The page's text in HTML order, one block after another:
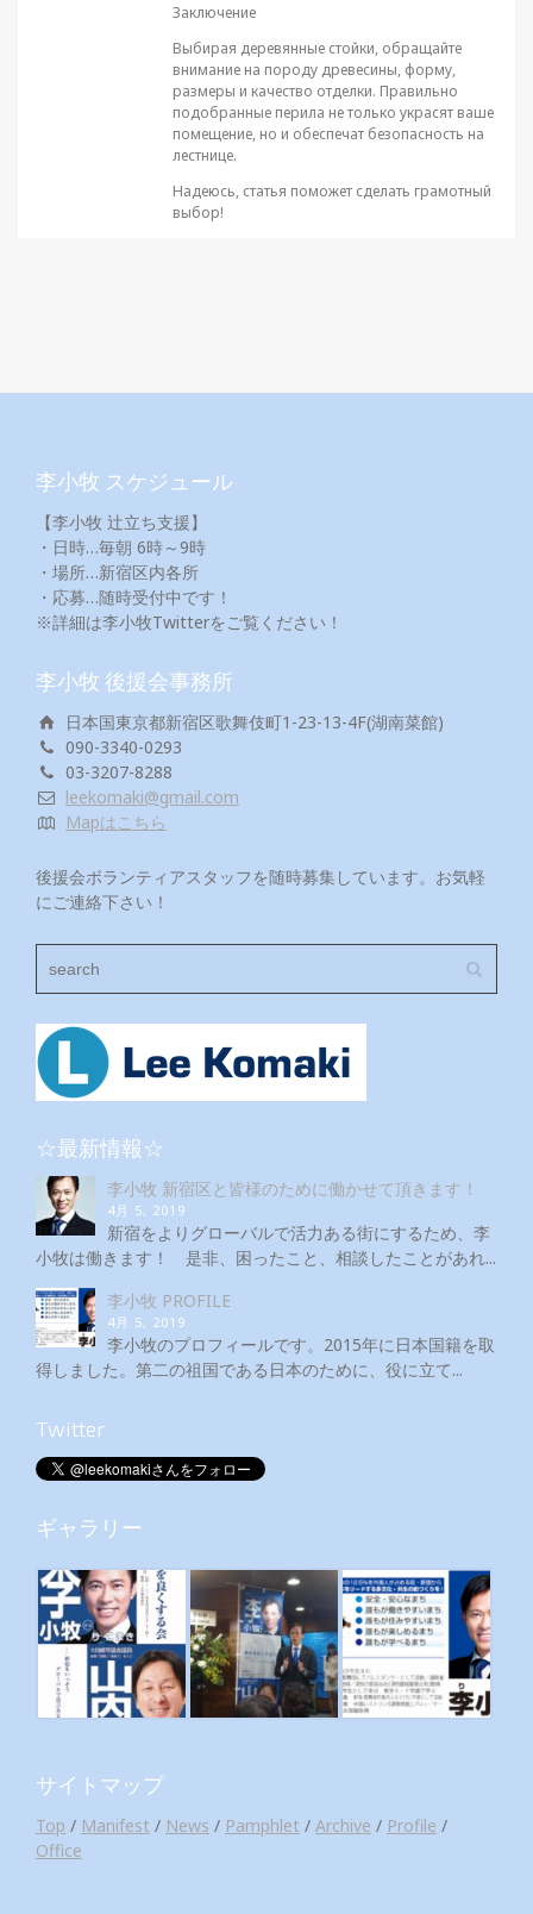
Заключение
Выбирая деревянные стойки, обращайте
внимание на породу древесины, форму,
размеры и качество отделки. Правильно
подобранные перила не только украсят ваше
помещение, но и обеспечат безопасность на
лестнице.
Надеюсь, статья поможет сделать грамотный
выбор!
李小牧 スケジュール
【李小牧 辻立ち支援】
・日時…毎朝 6時～9時
・場所…新宿区内各所
・応募…随時受付中です！
※詳細は李小牧Twitterをご覧ください！
李小牧 後援会事務所
日本国東京都新宿区歌舞伎町1-23-13-4F(湖南菜館)
090-3340-0293
03-3207-8288
leekomaki@gmail.com
Mapはこちら
後援会ボランティアスタッフを随時募集しています。お気軽
にご連絡下さい！
☆最新情報☆
李小牧 新宿区と皆様のために働かせて頂きます！
4月 5, 2019
新宿をよりグローバルで活力ある街にするため、李
小牧は働きます！ 是非、困ったこと、相談したことがあれ...
李小牧 PROFILE
4月 5, 2019
李小牧のプロフィールです。2015年に日本国籍を取
得しました。第二の祖国である日本のために、役に立て...
Twitter
ギャラリー
サイトマップ
Top / Manifest / News / Pamphlet / Archive / Profile /
Office